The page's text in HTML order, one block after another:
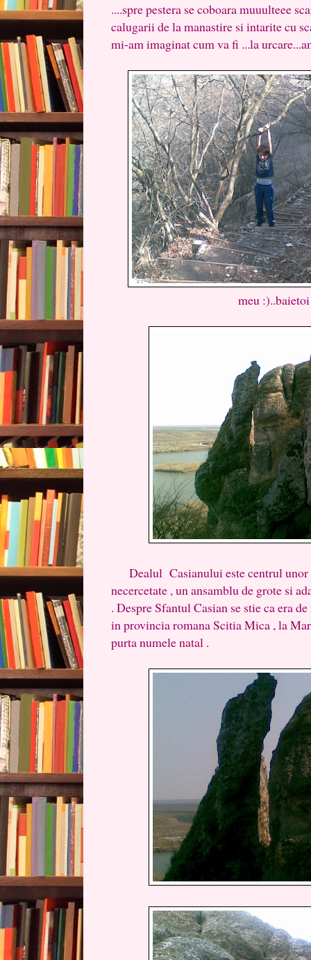
....spre pestera se coboara muuulteee
calugarii de la manastire si intarite cu
mi-am imaginat cum va fi ...la
meu
Dealul Casianului este centrul unor
necercetate , un ansamblu de grote si
. Despre Sfantul Casian se stie ca era
in provincia romana Scitia Mica , la
purta numele natal .